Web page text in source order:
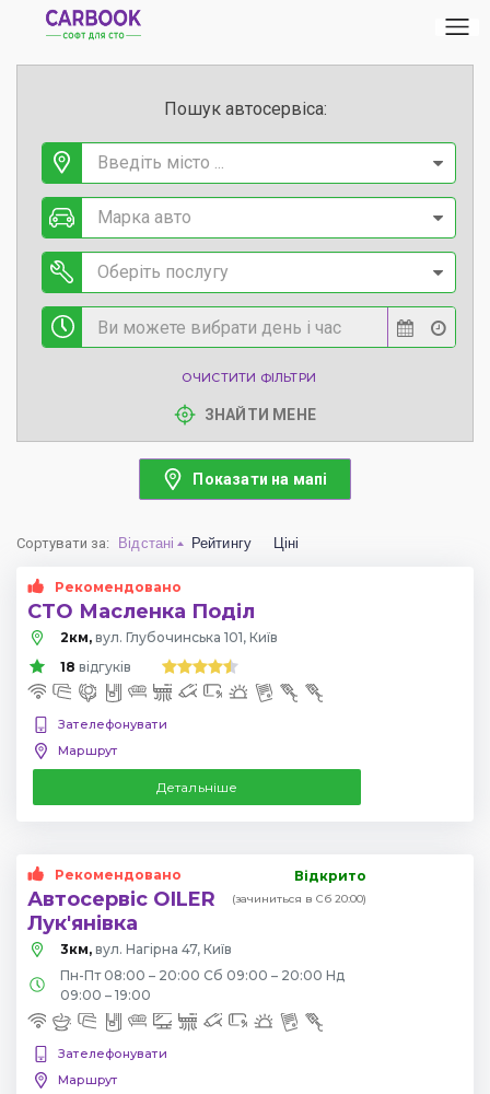
Пошук автосервіса:
Введіть місто ...
Марка авто
Оберіть послугу
ОЧИСТИТИ ФІЛЬТРИ
ЗНАЙТИ МЕНЕ
Показати на мапі
Сортувати за: Відстані Рейтингу Ціні
Рекомендовано
СТО Масленка Поділ
2км, вул. Глубочинська 101, Київ
18 відгуків
Зателефонувати
Маршрут
Детальніше
Рекомендовано
Автосервіс OILER
Лук'янівка
Відкрито
(зачиниться в Сб 20:00)
3км, вул. Нагірна 47, Київ
Пн-Пт 08:00 – 20:00 Сб 09:00 – 20:00 Нд
09:00 – 19:00
Зателефонувати
Маршрут